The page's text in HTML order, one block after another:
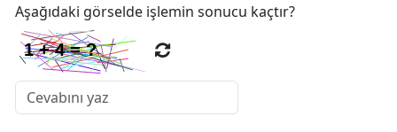
Aşağıdaki görselde işlemin sonucu kaçtır?